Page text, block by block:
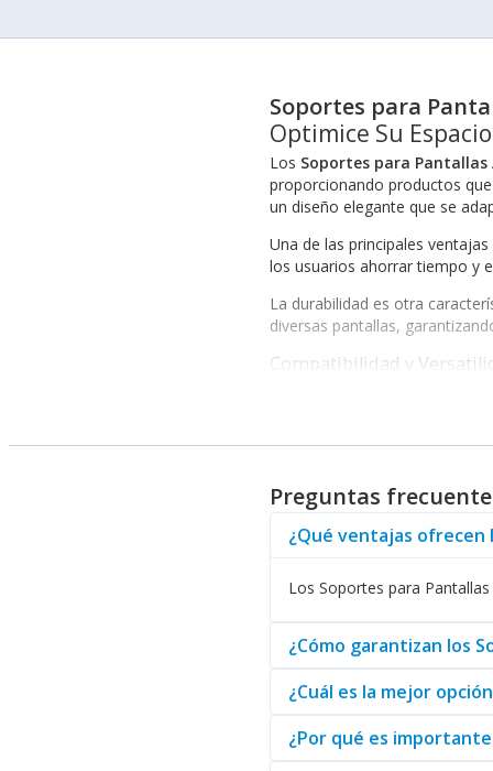
Soportes para
Optimice Su
Los Soportes para Pantallas
proporcionando productos
un diseño elegante que se
Una de las principales
los usuarios ahorrar tiempo y
La durabilidad es otra
diversas pantallas,
Compatibilidad y
Los clientes también tienen
Para quienes buscan mejorar
convierte en su aliado
Pantallas Actecky encuentre
Preguntas
¿Qué ventajas ofrecen
Los Soportes para
¿Cómo garantizan los
¿Cuál es la mejor
¿Por qué es